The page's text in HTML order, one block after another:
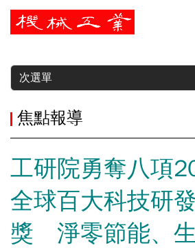
暫停
次選單
焦點報導
工研院勇奪八項
全球百大科技研發
獎 淨零節能、